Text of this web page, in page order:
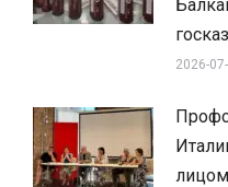
2026-